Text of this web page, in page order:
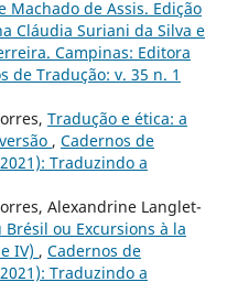
Machado de Assis. Edição
Cláudia Suriani da Silva e
Campinas: Editora
de Tradução: v. 35 n. 1
Tradução e ética: a
, Cadernos de
Traduzindo a
Alexandrine Langlet-
ou Excursions à la
IV) , Cadernos de
Traduzindo a